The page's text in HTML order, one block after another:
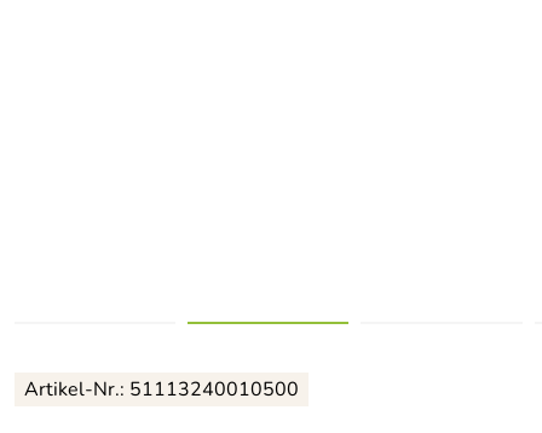
Artikel-Nr.: 51113240010500